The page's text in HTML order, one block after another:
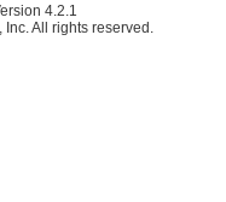
4.2.1
All rights reserved.